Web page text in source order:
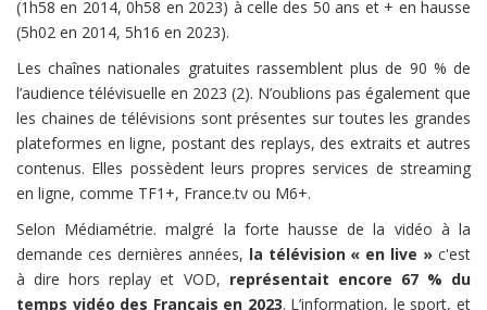
(1h58 en 2014, 0h58 en 2023) à celle des 50 ans et + en hausse
(5h02 en 2014, 5h16 en 2023).
Les chaînes nationales gratuites rassemblent plus de 90 % de
l’audience télévisuelle en 2023 (2). N’oublions pas également que
les chaines de télévisions sont présentes sur toutes les grandes
plateformes en ligne, postant des replays, des extraits et autres
contenus. Elles possèdent leurs propres services de streaming
en ligne, comme TF1+, France.tv ou M6+.
Selon Médiamétrie. malgré la forte hausse de la vidéo à la
demande ces dernières années, la télévision « en live » c'est
à dire hors replay et VOD, représentait encore 67 % du
temps vidéo des Français en 2023. L’information, le sport, et